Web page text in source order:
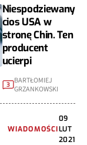
Niespodziewany
cios USA w
stronę Chin. Ten
producent
ucierpi
3 BARTŁOMIEJ
GRZANKOWSKI
WIADOMOŚCI
09
LUT
2021